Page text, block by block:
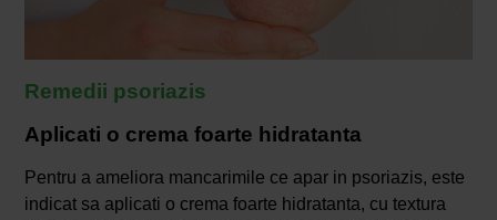
Remedii psoriazis
Aplicati o crema foarte hidratanta
Pentru a ameliora mancarimile ce apar in psoriazis, este
indicat sa aplicati o crema foarte hidratanta, cu textura